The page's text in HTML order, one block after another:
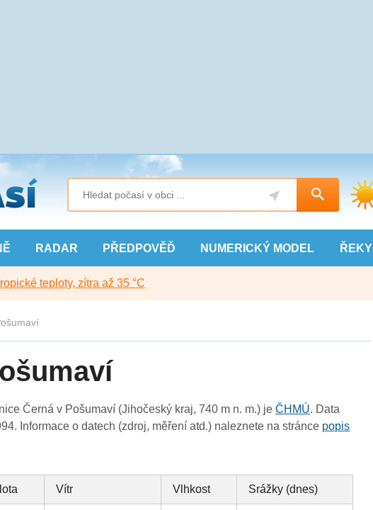
RADAR PŘEDPOVĚĎ NUMERICKÝ MODEL ŘEKY
teploty, zítra až 35 °C
Černá v Pošumaví (Jihočeský kraj, 740 m n. m.) jeČHMÚ. Data
Informace o datech (zdroj, měření atd.) naleznete na stránce popis
Vítr Vlhkost Srážky (dnes)